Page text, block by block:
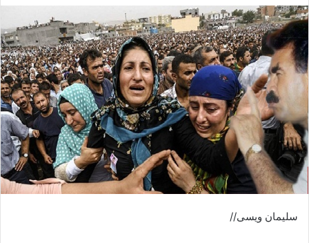
ا
ل
ا
ی
م
ی
ل
سلیمان ویسی//